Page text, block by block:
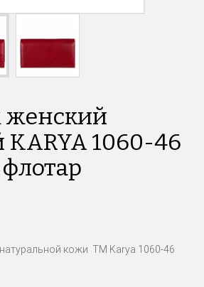
женский
1060-46
кожи TM Karya 1060-46